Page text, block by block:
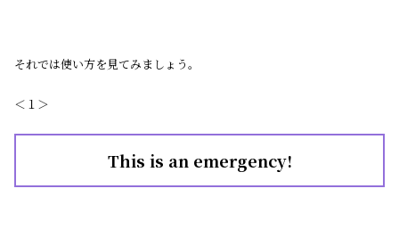
それでは使い方を見てみましょう。
＜１＞
This is an emergency!